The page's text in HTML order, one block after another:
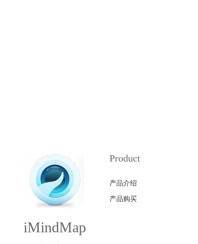
iMindMap
Product
产品介绍
产品购买